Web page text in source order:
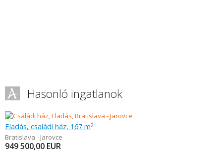
Hasonló ingatlanok
Eladás, családi ház, 167 m2
Bratislava - Jarovce
949 500,00 EUR